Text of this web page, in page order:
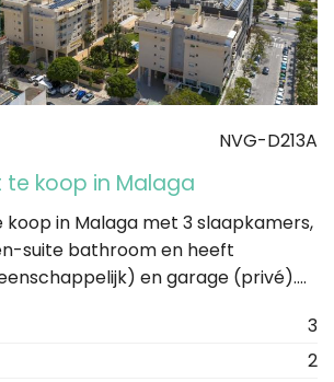
NVG-D213A
koop in Malaga
in Malaga met 3 slaapkamers,
suite bathroom en heeft
en garage (privé)....
3
2